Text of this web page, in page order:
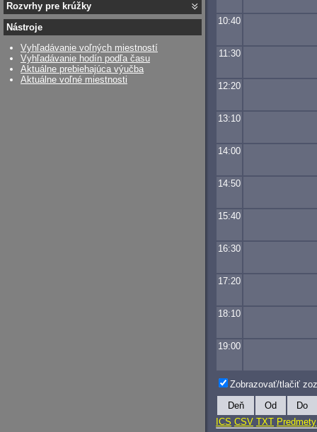
10:40
11:30
12:20
13:10
14:00
14:50
15:40
16:30
17:20
18:10
19:00
Zobrazovať/tlačiť
Deň Od
Do
ICS CSV TXT Predmety
Rozvrhy pre krúžky
Nástroje
Vyhľadávanie voľných miestností
Vyhľadávanie hodín podľa času
Aktuálne prebiehajúca výučba
Aktuálne voľné miestnosti